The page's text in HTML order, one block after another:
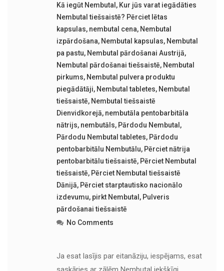
Kā iegūt Nembutal, Kur jūs varat iegādāties
Nembutal tiešsaistē? Pērciet lētas
kapsulas, nembutal cena, Nembutal
izpārdošana, Nembutal kapsulas, Nembutal
pa pastu, Nembutal pārdošanai Austrijā,
Nembutal pārdošanai tiešsaistē, Nembutal
pirkums, Nembutal pulvera produktu
piegādātāji, Nembutal tabletes, Nembutal
tiešsaistē, Nembutal tiešsaistē
Dienvidkorejā, nembutāla pentobarbitāla
nātrijs, nembutāls, Pārdodu Nembutal,
Pārdodu Nembutal tabletes, Pārdodu
pentobarbitālu Nembutālu, Pērciet nātrija
pentobarbitālu tiešsaistē, Pērciet Nembutal
tiešsaistē, Pērciet Nembutal tiešsaistē
Dānijā, Pērciet starptautisko nacionālo
izdevumu, pirkt Nembutal, Pulveris
pārdošanai tiešsaistē
No Comments
Ja esat lasījis par eitanāziju, iespējams, esat